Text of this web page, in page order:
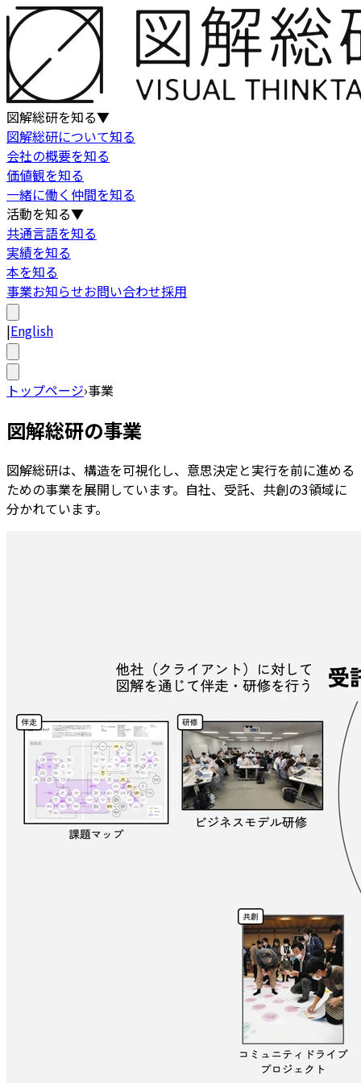
図解総研を知る▼
図解総研について知る
会社の概要を知る
価値観を知る
一緒に働く仲間を知る
活動を知る▼
共通言語を知る
実績を知る
本を知る
事業お知らせお問い合わせ採用
|English
トップページ›事業
図解総研の事業
図解総研は、構造を可視化し、意思決定と実行を前に進める
ための事業を展開しています。自社、受託、共創の3領域に
分かれています。